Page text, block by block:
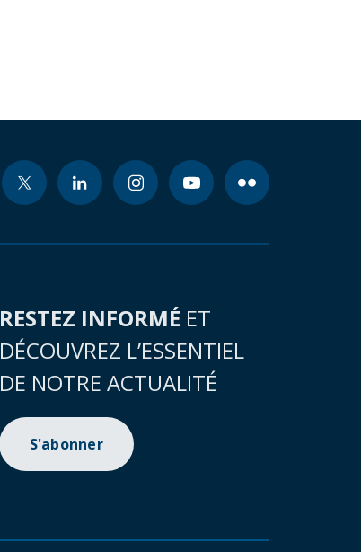
RESTEZ INFORMÉ ET
DÉCOUVREZ L’ESSENTIEL
DE NOTRE ACTUALITÉ
S'abonner